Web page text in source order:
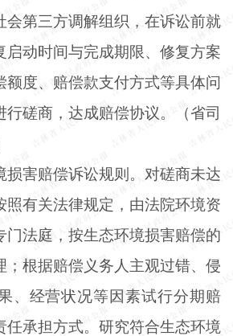
会第三方调解组织，在诉讼前就
启动时间与完成期限、修复方案
额度、赔偿款支付方式等具体问
行磋商，达成赔偿协议。（省司
损害赔偿诉讼规则。对磋商未达
照有关法律规定，由法院环境资
门法庭，按生态环境损害赔偿的
；根据赔偿义务人主观过错、侵
、经营状况等因素试行分期赔
任承担方式。研究符合生态环境